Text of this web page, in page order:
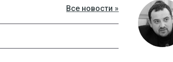
Все новости »